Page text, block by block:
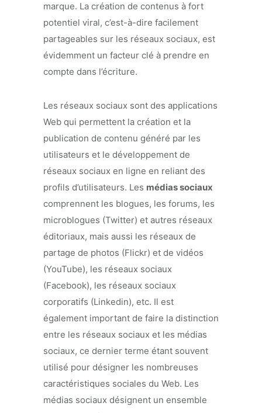
marque. La création de contenus à fort
potentiel viral, c’est-à-dire facilement
partageables sur les réseaux sociaux, est
évidemment un facteur clé à prendre en
compte dans l’écriture.
Les réseaux sociaux sont des applications
Web qui permettent la création et la
publication de contenu généré par les
utilisateurs et le développement de
réseaux sociaux en ligne en reliant des
profils d’utilisateurs. Les médias sociaux
comprennent les blogues, les forums, les
microblogues (Twitter) et autres réseaux
éditoriaux, mais aussi les réseaux de
partage de photos (Flickr) et de vidéos
(YouTube), les réseaux sociaux
(Facebook), les réseaux sociaux
corporatifs (Linkedin), etc. Il est
également important de faire la distinction
entre les réseaux sociaux et les médias
sociaux, ce dernier terme étant souvent
utilisé pour désigner les nombreuses
caractéristiques sociales du Web. Les
médias sociaux désignent un ensemble